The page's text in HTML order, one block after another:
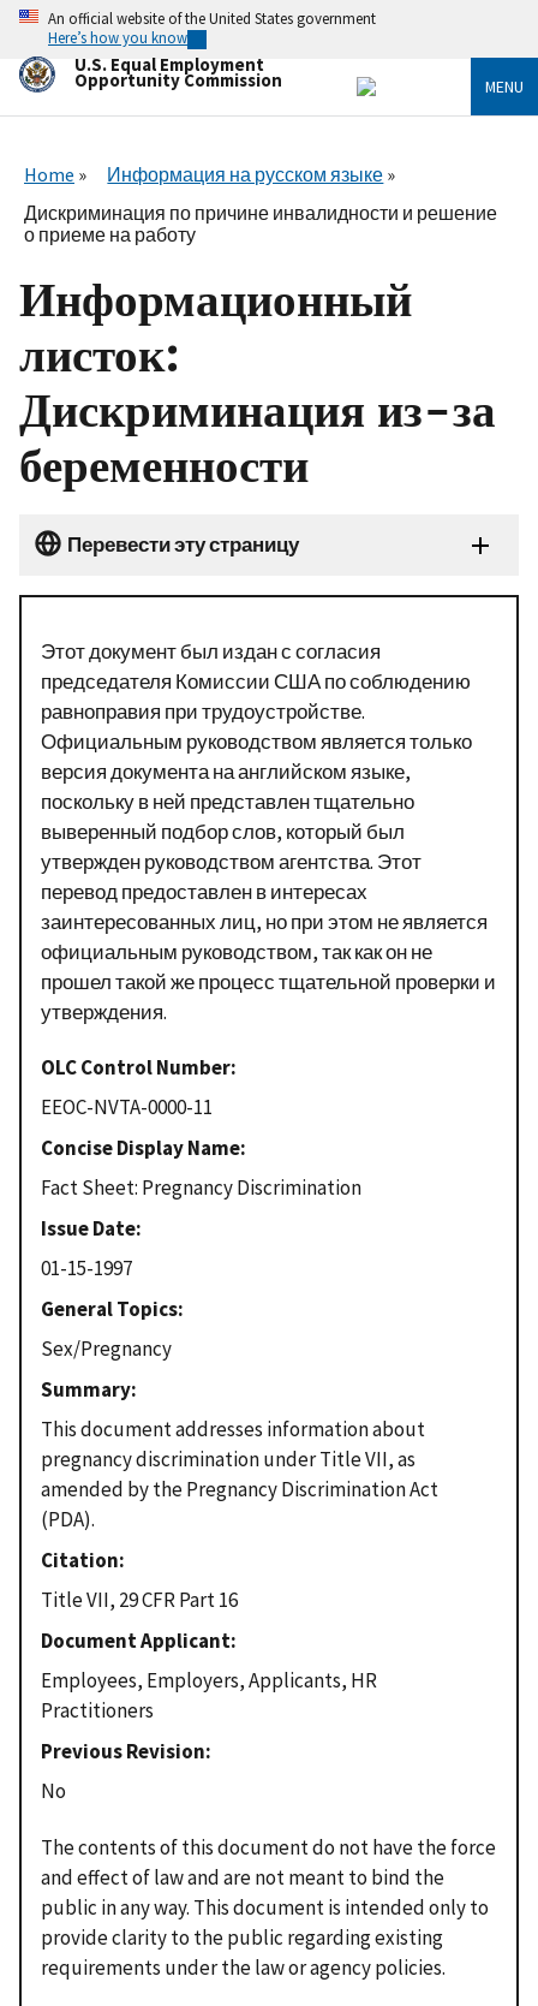
Skip
main
content
An official website of the United States government
Here’s how you know
U.S. Equal Employment
Opportunity Commission MENU
Home
Информация на русском языке
Дискриминация по причине инвалидности и решение
о приеме на работу
Информационный
листок:
Дискриминация из-за
беременности
Перевести эту страницу
Этот документ был издан с согласия
председателя Комиссии США по соблюдению
равноправия при трудоустройстве.
Официальным руководством является только
версия документа на английском языке,
поскольку в ней представлен тщательно
выверенный подбор слов, который был
утвержден руководством агентства. Этот
перевод предоставлен в интересах
заинтересованных лиц, но при этом не является
официальным руководством, так как он не
прошел такой же процесс тщательной проверки и
утверждения.
OLC Control Number
EEOC-NVTA-0000-11
Concise Display Name
Fact Sheet: Pregnancy Discrimination
Issue Date
01-15-1997
General Topics
Sex/Pregnancy
Summary
This document addresses information about
pregnancy discrimination under Title VII, as
amended by the Pregnancy Discrimination Act
(PDA).
Citation
Title VII, 29 CFR Part 16
Document Applicant
Employees, Employers, Applicants, HR
Practitioners
Previous Revision
No
The contents of this document do not have the force
and effect of law and are not meant to bind the
public in any way. This document is intended only to
provide clarity to the public regarding existing
requirements under the law or agency policies.